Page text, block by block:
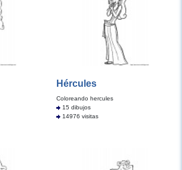
Hércules
Coloreando hercules
15 dibujos
14976 visitas